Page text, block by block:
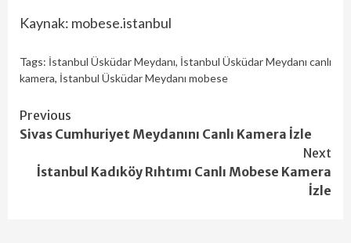
Kaynak: mobese.istanbul
Tags: İstanbul Üsküdar Meydanı, İstanbul Üsküdar Meydanı canlı
kamera, İstanbul Üsküdar Meydanı mobese
Continue
Reading
Previous
Sivas Cumhuriyet Meydanını Canlı Kamera İzle
Next
İstanbul Kadıköy Rıhtımı Canlı Mobese Kamera
İzle